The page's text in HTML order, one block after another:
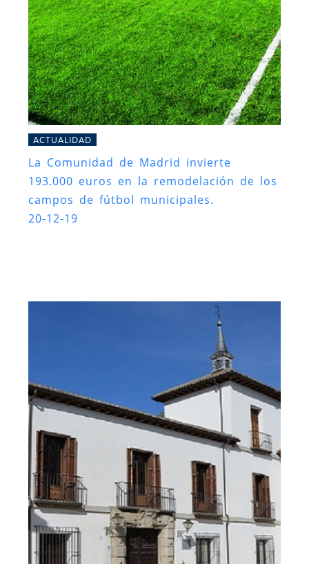
ACTUALIDAD
La Comunidad de Madrid invierte
193.000 euros en la remodelación de los
campos de fútbol municipales.
20-12-19